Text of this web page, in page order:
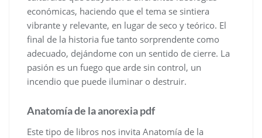
económicas, haciendo que el tema se sintiera
vibrante y relevante, en lugar de seco y teórico. El
final de la historia fue tanto sorprendente como
adecuado, dejándome con un sentido de cierre. La
pasión es un fuego que arde sin control, un
incendio que puede iluminar o destruir.
Anatomía de la anorexia pdf
Este tipo de libros nos invita Anatomía de la